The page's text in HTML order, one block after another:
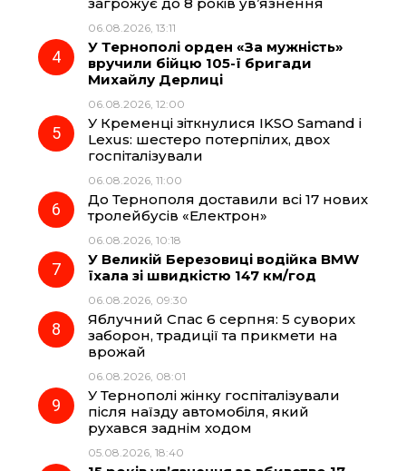
06.08.2026, 13:11
У Тернополі орден «За мужність»
вручили бійцю 105-ї бригади
Михайлу Дерлиці
06.08.2026, 12:00
У Кременці зіткнулися IKSO Samand і
Lexus: шестеро потерпілих, двох
госпіталізували
06.08.2026, 11:00
До Тернополя доставили всі 17 нових
тролейбусів «Електрон»
06.08.2026, 10:18
У Великій Березовиці водійка BMW
їхала зі швидкістю 147 км/год
06.08.2026, 09:30
Яблучний Спас 6 серпня: 5 суворих
заборон, традиції та прикмети на
врожай
06.08.2026, 08:01
У Тернополі жінку госпіталізували
після наїзду автомобіля, який
рухався заднім ходом
05.08.2026, 18:40